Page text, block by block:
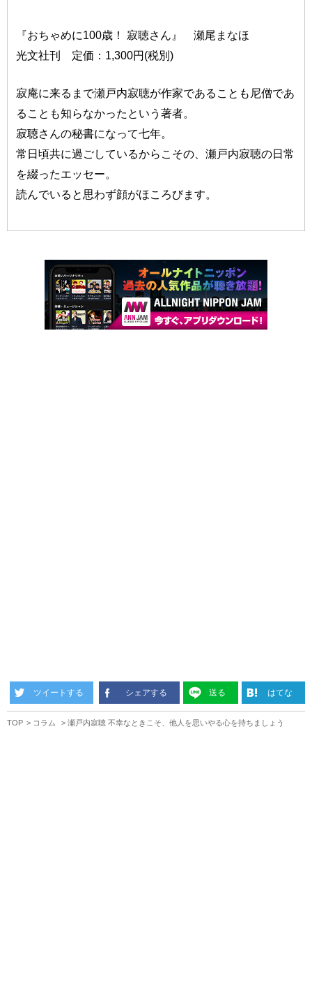
『おちゃめに100歳！ 寂聴さん』 瀬尾まなほ
光文社刊 定価：1,300円(税別)
寂庵に来るまで瀬戸内寂聴が作家であることも尼僧であ
ることも知らなかったという著者。
寂聴さんの秘書になって七年。
常日頃共に過ごしているからこその、瀬戸内寂聴の日常
を綴ったエッセー。
読んでいると思わず顔がほころびます。
ツイートする シェアする 送る はてな
TOP コラム 瀬戸内寂聴 不幸なときこそ、他人を思いやる心を持ちましょう